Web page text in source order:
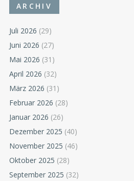
ARCHIV
Juli 2026 (29)
Juni 2026 (27)
Mai 2026 (31)
April 2026 (32)
März 2026 (31)
Februar 2026 (28)
Januar 2026 (26)
Dezember 2025 (40)
November 2025 (46)
Oktober 2025 (28)
September 2025 (32)